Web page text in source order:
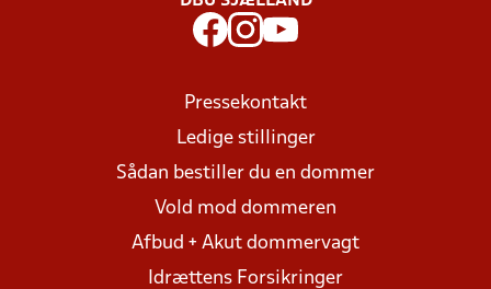
Pressekontakt
Ledige stillinger
Sådan bestiller du en dommer
Vold mod dommeren
Afbud + Akut dommervagt
Idrættens Forsikringer